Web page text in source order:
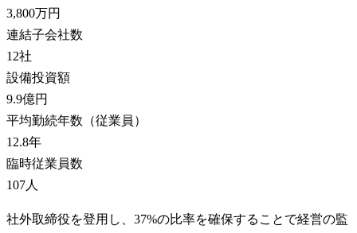
3,800万円
連結子会社数
12社
設備投資額
9.9億円
平均勤続年数（従業員）
12.8年
臨時従業員数
107人
社外取締役を登用し、37%の比率を確保することで経営の監